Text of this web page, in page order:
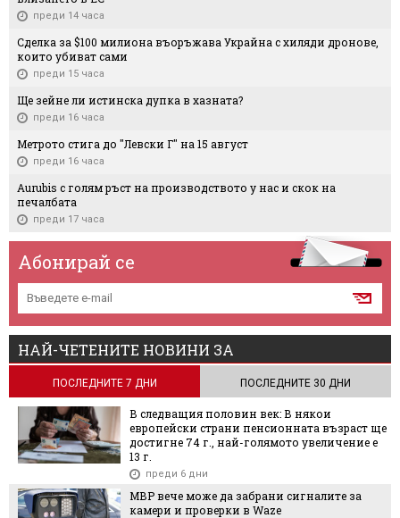
преди 14 часа
Сделка за $100 милиона въоръжава Украйна с хиляди дронове,
които убиват сами
преди 15 часа
Ще зейне ли истинска дупка в хазната?
преди 16 часа
Метрото стига до "Левски Г" на 15 август
преди 16 часа
Aurubis с голям ръст на производството у нас и скок на
печалбата
преди 17 часа
Абонирай се
НАЙ-ЧЕТЕНИТЕ НОВИНИ ЗА
ПОСЛЕДНИТЕ 7 ДНИ ПОСЛЕДНИТЕ 30 ДНИ
В следващия половин век: В някои
европейски страни пенсионната възраст ще
достигне 74 г., най-голямото увеличение е
13 г.
преди 6 дни
МВР вече може да забрани сигналите за
камери и проверки в Waze